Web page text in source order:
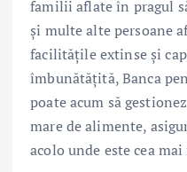
familii aflate în pragul
și multe alte persoane
facilitățile extinse și
îmbunătățită, Banca
poate acum să
mare de alimente,
acolo unde este cea